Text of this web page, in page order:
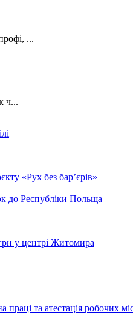
...
ч...
«Рух без бар’єрів»
до Республіки Польща
у центрі Житомира
праці та атестація робочих